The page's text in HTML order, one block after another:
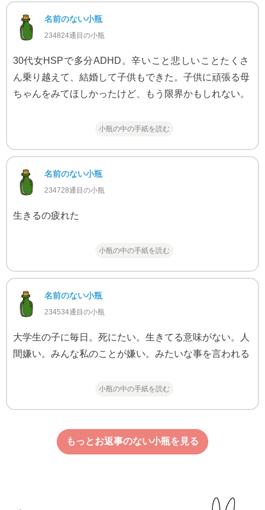
名前のない小瓶
234824通目の小瓶
30代女HSPで多分ADHD。辛いこと悲しいことたくさ
ん乗り越えて、結婚して子供もできた。子供に頑張る母
ちゃんをみてほしかったけど、もう限界かもしれない。
小瓶の中の手紙を読む
名前のない小瓶
234728通目の小瓶
生きるの疲れた
小瓶の中の手紙を読む
名前のない小瓶
234534通目の小瓶
大学生の子に毎日。死にたい。生きてる意味がない。人
間嫌い。みんな私のことが嫌い。みたいな事を言われる
小瓶の中の手紙を読む
もっとお返事のない小瓶を見る